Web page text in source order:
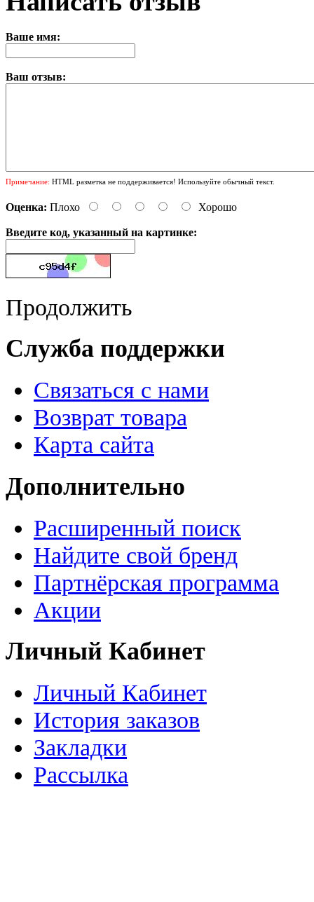
Ваше имя:
Ваш отзыв:
Примечание: HTML разметка не поддерживается! Используйте обычный текст.
Оценка: Плохо Хорошо
Введите код, указанный на картинке:
Продолжить
Служба поддержки
Связаться с нами
Возврат товара
Карта сайта
Дополнительно
Расширенный поиск
Найдите свой бренд
Партнёрская программа
Акции
Личный Кабинет
Личный Кабинет
История заказов
Закладки
Рассылка